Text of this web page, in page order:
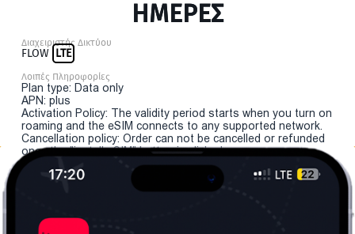
ΗΜΕΡΕΣ
Διαχειριστής Δικτύου
FLOW LTE
Λοιπές Πληροφορίες
Plan type: Data only
APN: plus
Activation Policy: The validity period starts when you turn on
roaming and the eSIM connects to any supported network.
Cancellation policy: Order can not be cancelled or refunded
once the "install eSIM" button is clicked.